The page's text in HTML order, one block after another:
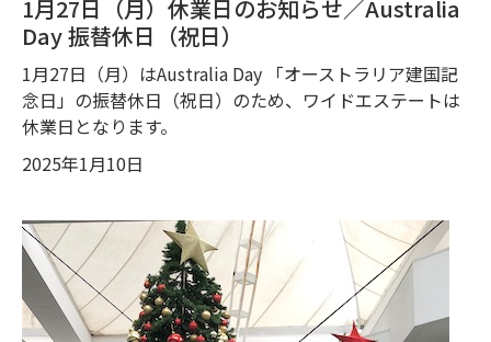
1月27日（月）休業日のお知らせ／Australia
Day 振替休日（祝日）
1月27日（月）はAustralia Day 「オーストラリア建国記
念日」の振替休日（祝日）のため、ワイドエステートは
休業日となります。
2025年1月10日